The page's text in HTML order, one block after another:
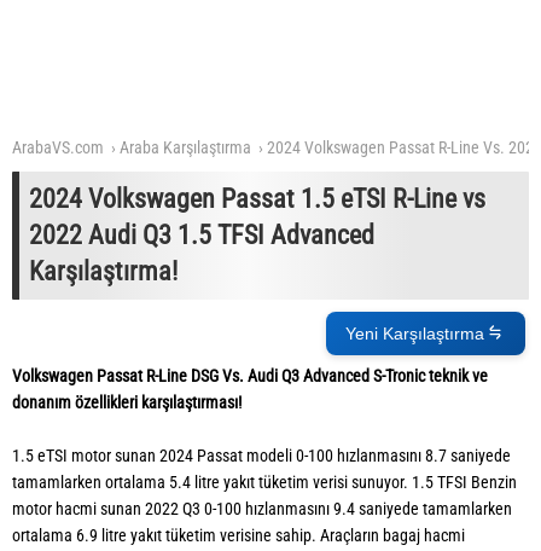
ArabaVS.com Araba Karşılaştırma 2024 Volkswagen Passat R-Line Vs.
2024 Volkswagen Passat 1.5 eTSI R-Line vs
2022 Audi Q3 1.5 TFSI Advanced
Karşılaştırma!
Yeni Karşılaştırma
Volkswagen Passat R-Line DSG Vs. Audi Q3 Advanced S-Tronic teknik ve
donanım özellikleri karşılaştırması!
1.5 eTSI motor sunan 2024 Passat modeli 0-100 hızlanmasını 8.7 saniyede
tamamlarken ortalama 5.4 litre yakıt tüketim verisi sunuyor. 1.5 TFSI Benzin
motor hacmi sunan 2022 Q3 0-100 hızlanmasını 9.4 saniyede tamamlarken
ortalama 6.9 litre yakıt tüketim verisine sahip. Araçların bagaj hacmi